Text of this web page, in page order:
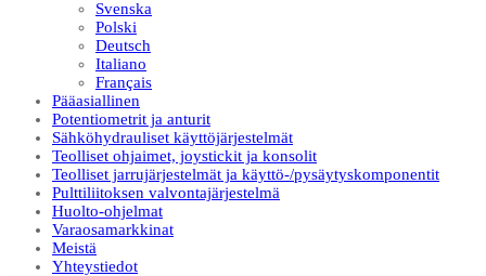
Svenska
Polski
Deutsch
Italiano
Français
Pääasiallinen
Potentiometrit ja anturit
Sähköhydrauliset käyttöjärjestelmät
Teolliset ohjaimet, joystickit ja konsolit
Teolliset jarrujärjestelmät ja käyttö-/pysäytyskomponentit
Pulttiliitoksen valvontajärjestelmä
Huolto-ohjelmat
Varaosamarkkinat
Meistä
Yhteystiedot